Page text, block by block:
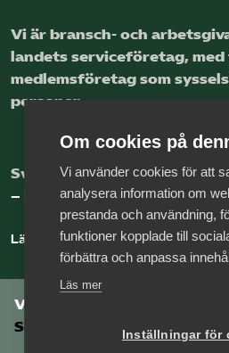
Vi är bransch- och
landets service­företag,
medlems­företag som
personer.
Sveriges nya basnäring
– landets främsta
Läs mer om oss
Vill du vara en del av
Serviceföretagen?
Om cookies på
Vi använder cookies för att
analysera information om
prestanda och användning,
funktioner kopplade till
förbättra och anpassa
Läs mer
Inställningar för